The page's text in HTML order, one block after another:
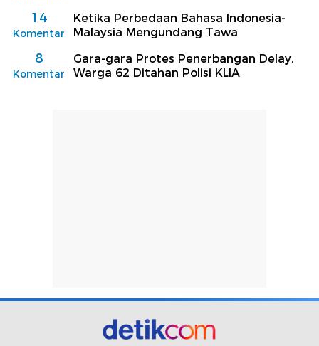
14
Komentar
Ketika Perbedaan Bahasa Indonesia-
Malaysia Mengundang Tawa
8
Komentar
Gara-gara Protes Penerbangan Delay,
Warga 62 Ditahan Polisi KLIA